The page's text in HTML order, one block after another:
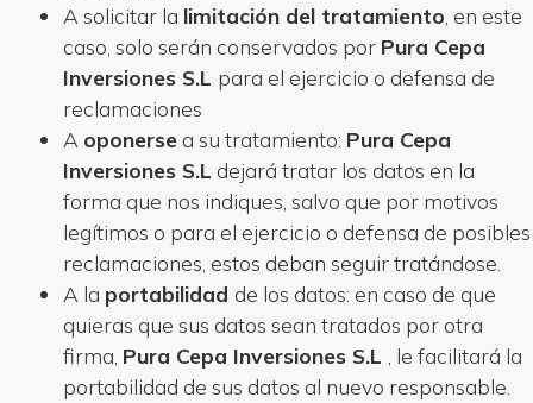
A solicitar la limitación del tratamiento , en este
caso, solo serán conservados por Pura Cepa
Inversiones S.L para el ejercicio o defensa de
reclamaciones
A oponersea su tratamiento: Pura Cepa
Inversiones S.L dejará tratar los datos en la
forma que nos indiques, salvo que por motivos
legítimos o para el ejercicio o defensa de posibles
reclamaciones, estos deban seguir tratándose.
A la portabilidad de los datos: en caso de que
quieras que sus datos sean tratados por otra
firma, Pura Cepa Inversiones S.L
, le facilitará la
portabilidad de sus datos al nuevo responsable.